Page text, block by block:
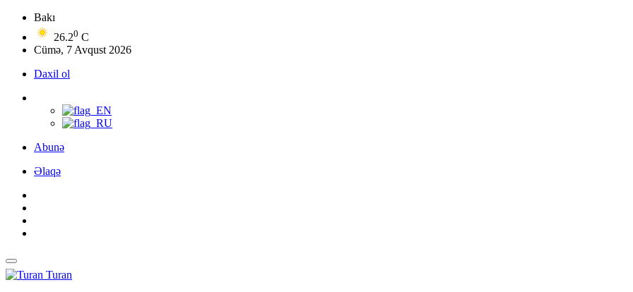
Bakı
26.20 C
Cümə, 7 Avqust 2026
Daxil ol
Abunə
Əlaqə
Turan